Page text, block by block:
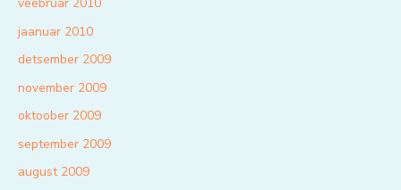
veebruar 2010
jaanuar 2010
detsember 2009
november 2009
oktoober 2009
september 2009
august 2009